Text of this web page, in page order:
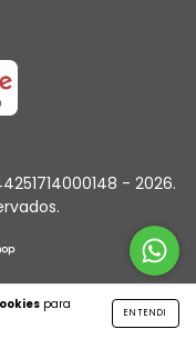
para
ENTENDI
- 2026.